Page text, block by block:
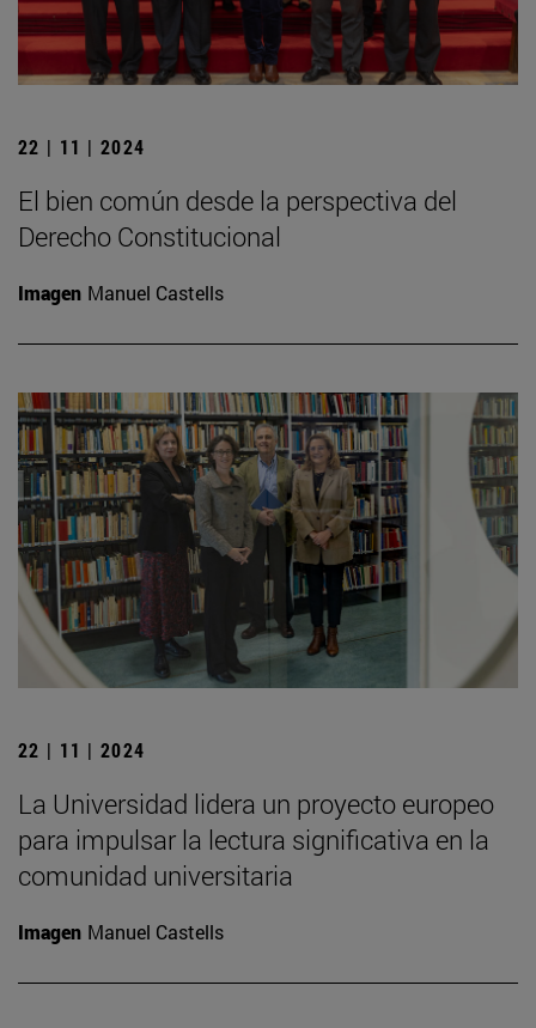
22 | 11 | 2024
El bien común desde la perspectiva del
Derecho Constitucional
Imagen Manuel Castells
22 | 11 | 2024
La Universidad lidera un proyecto europeo
para impulsar la lectura significativa en la
comunidad universitaria
Imagen Manuel Castells